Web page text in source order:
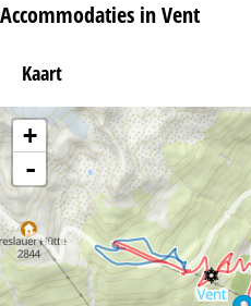
n
a
Accommodaties in Vent
Kaart
+
-